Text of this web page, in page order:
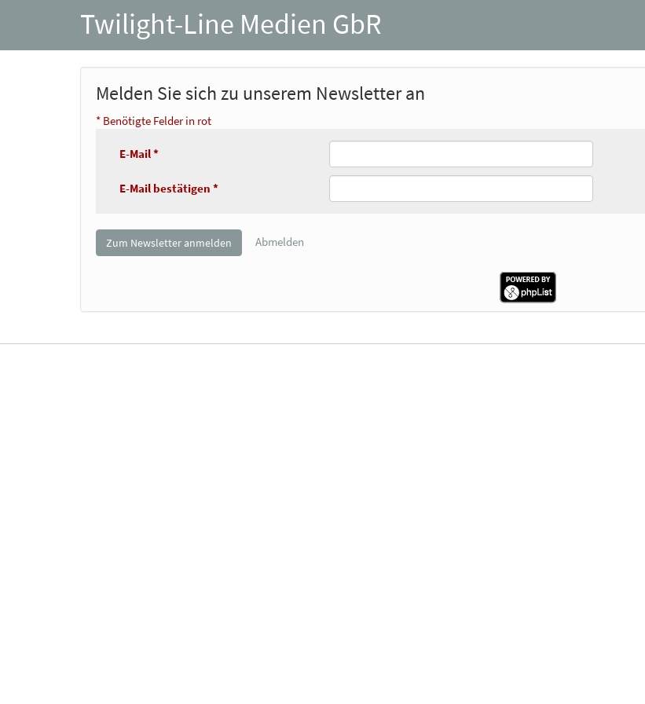
Twilight-Line Medien GbR
Melden Sie sich zu unserem Newsletter an
* Benötigte Felder in rot
E-Mail *
E-Mail bestätigen *
Abmelden